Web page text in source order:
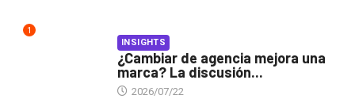
1
INSIGHTS
¿Cambiar de agencia mejora una
marca? La discusión...
2026/07/22